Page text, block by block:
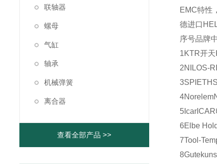
联轴器
螺母
气缸
轴承
机械弹簧
离合器
查看全部产品 >>
EMC特性
德进口
序号品牌
1KTR开天
2NILOS-
3SPIETH
4Norelem
5 Icar ICAR
6Elbe
7Tool-
8